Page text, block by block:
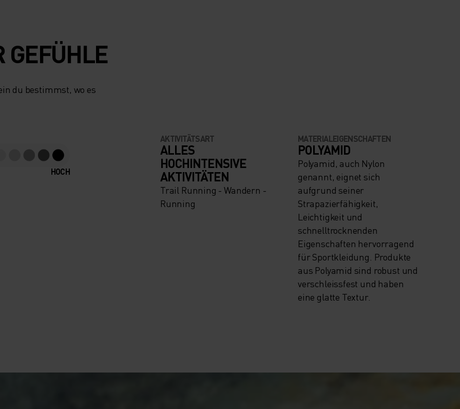
GEFÜHLE
du bestimmst, wo es
HOCH
AKTIVITÄTSART
ALLES
HOCHINTENSIVE
AKTIVITÄTEN
Trail Running - Wandern -
Running
MATERIALEIGENSCHAFTEN
POLYAMID
Polyamid, auch Nylon
genannt, eignet sich
aufgrund seiner
Strapazierfähigkeit,
Leichtigkeit und
schnelltrocknenden
Eigenschaften hervorragend
für Sportkleidung. Produkte
aus Polyamid sind robust und
verschleissfest und haben
eine glatte Textur.